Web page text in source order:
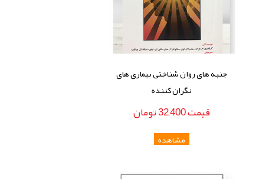
جنبه های روان شناختی بیماری های
نگران کننده
قيمت32,400تومان